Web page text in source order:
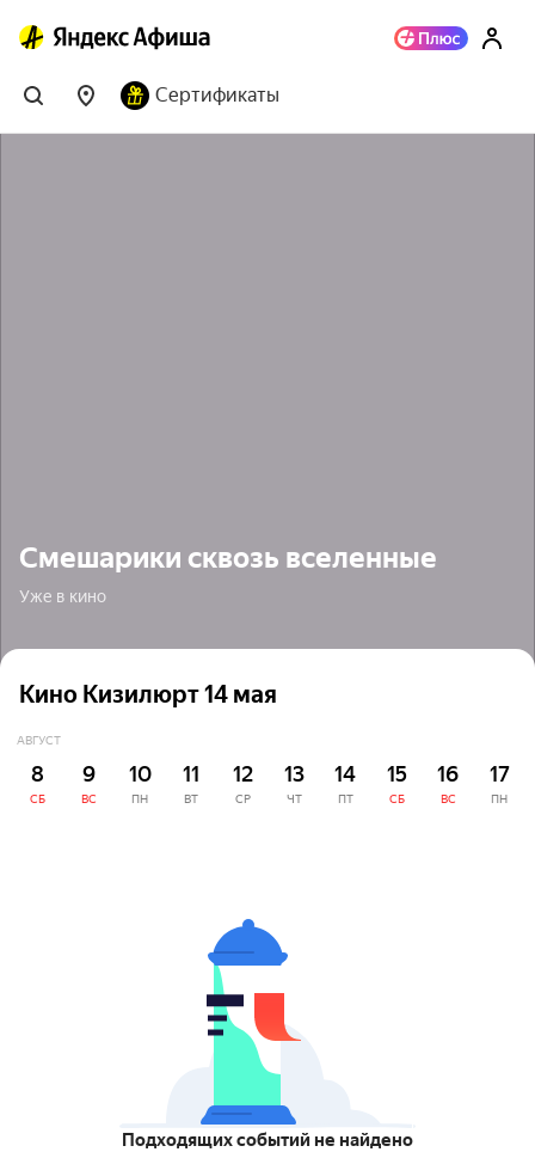
Сертификаты
Смешарики сквозь вселенные
Уже в кино
Кино Кизилюрт 14 мая
АВГУСТ
8
СБ
9
ВС
10
ПН
11
ВТ
12
СР
13
ЧТ
14
ПТ
15
СБ
16
ВС
17
ПН
Подходящих событий не найдено